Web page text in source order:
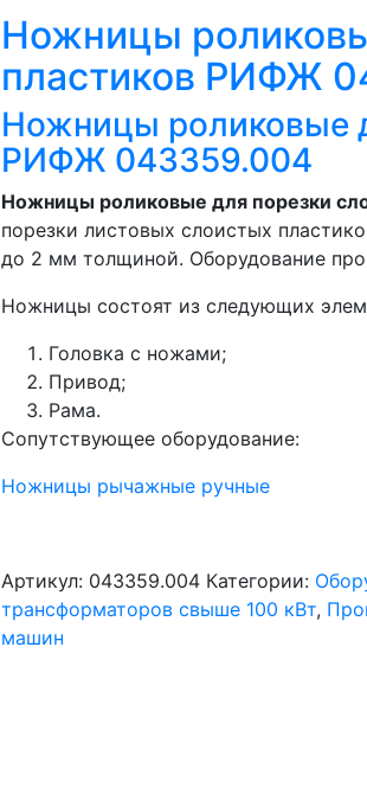
Ножницы
пластиков РИФЖ
Ножницы роликовые
РИФЖ 043359.004
Ножницы роликовые для порезки
порезки листовых слоистых
до 2 мм толщиной. Оборудование
Ножницы состоят из следующих
Головка с ножами;
Привод;
Рама.
Сопутствующее оборудование:
Ножницы рычажные ручные
Артикул: 043359.004 Категории:
трансформаторов свыше 100 кВт,
машин